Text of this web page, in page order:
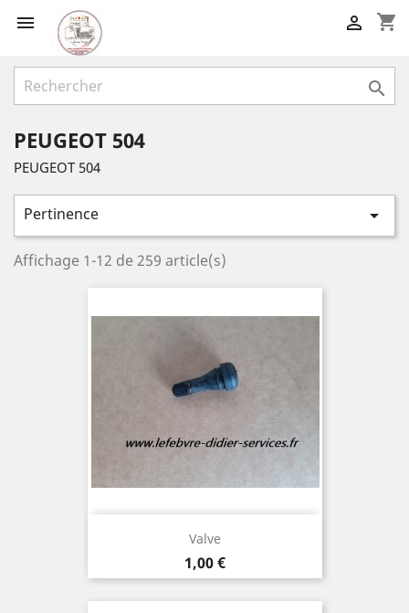
 shopping_cart


PEUGEOT 504
PEUGEOT 504
Pertinence 
Affichage 1-12 de 259 article(s)
Valve
Prix
1,00 €